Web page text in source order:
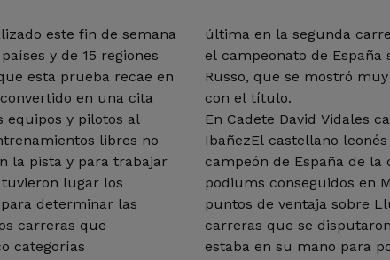
este fin de semana
y de 15 regiones
esta prueba recae en
en una cita
equipos y pilotos al
libres no
la pista y para trabajar
lugar los
determinar las
carreras que
categorías
última en la segunda
el campeonato de
Russo, que se mostró
con el título.
En Cadete David Vidales
IbañezEl castellano
campeón de España de la
podiums conseguidos en
puntos de ventaja sobre
carreras que se
estaba en su mano para